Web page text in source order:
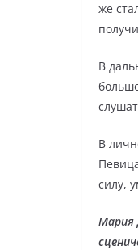
же
В
В
силу,
Мария